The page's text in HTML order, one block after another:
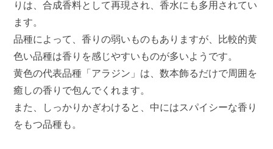
りは、合成香料として再現され、香水にも多用されてい
ます。
品種によって、香りの弱いものもありますが、比較的黄
色い品種は香りを感じやすいものが多いようです。
黄色の代表品種「アラジン」は、数本飾るだけで周囲を
癒しの香りで包んでくれます。
また、しっかりかぎわけると、中にはスパイシーな香り
をもつ品種も。